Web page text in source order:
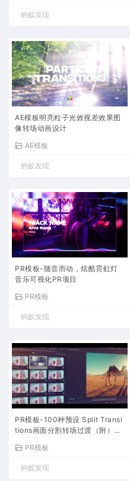
蚂蚁发现
AE模板明亮粒子光效视差效果图
像转场动画设计
AE模板
蚂蚁发现
PR模板-随音而动，炫酷霓虹灯
音乐可视化PR项目
PR模板
蚂蚁发现
PR模板-100种预设 Split Transi
tions画面分割转场过渡（附）教
PR模板
蚂蚁发现